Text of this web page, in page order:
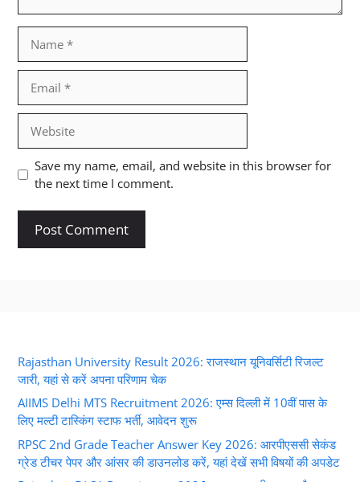
Save my name, email, and website in this browser for
the next time I comment.
Rajasthan University Result 2026: राजस्थान यूनिवर्सिटी रिजल्ट
जारी, यहां से करें अपना परिणाम चेक
AIIMS Delhi MTS Recruitment 2026: एम्स दिल्ली में 10वीं पास के
लिए मल्टी टास्किंग स्टाफ भर्ती, आवेदन शुरू
RPSC 2nd Grade Teacher Answer Key 2026: आरपीएससी सेकंड
ग्रेड टीचर पेपर और आंसर की डाउनलोड करें, यहां देखें सभी विषयों की अपडेट